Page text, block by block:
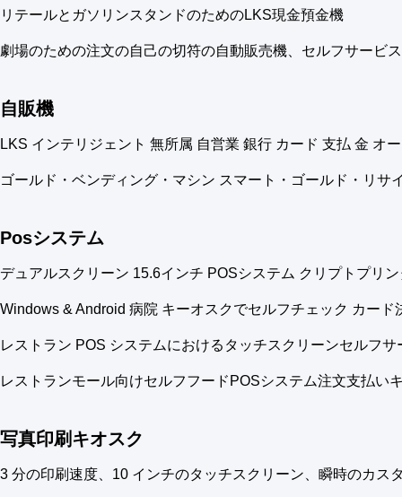
リテールとガソリンスタンドのためのLKS現金預金機
劇場のための注文の自己の切符の自動販売機、セルフサービ
自販機
LKS インテリジェント 無所属 自営業 銀行 カード 支払 金 オ
ゴールド・ベンディング・マシン スマート・ゴールド・リサ
Posシステム
デュアルスクリーン 15.6インチ POSシステム クリプトプリ
Windows & Android 病院 キーオスクでセルフチェック カー
レストラン POS システムにおけるタッチスクリーンセルフサ
レストランモール向けセルフフードPOSシステム注文支払い
写真印刷キオスク
3 分の印刷速度、10 インチのタッチスクリーン、瞬時のカ